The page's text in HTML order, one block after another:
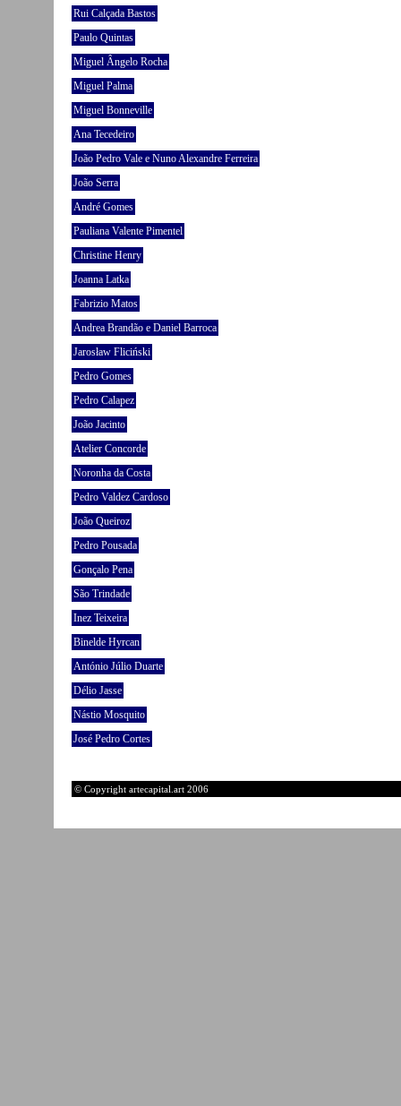
Rui Calçada Bastos
Paulo Quintas
Miguel Ângelo Rocha
Miguel Palma
Miguel Bonneville
Ana Tecedeiro
João Pedro Vale e Nuno Alexandre Ferreira
João Serra
André Gomes
Pauliana Valente Pimentel
Christine Henry
Joanna Latka
Fabrizio Matos
Andrea Brandão e Daniel Barroca
Jarosław Fliciński
Pedro Gomes
Pedro Calapez
João Jacinto
Atelier Concorde
Noronha da Costa
Pedro Valdez Cardoso
João Queiroz
Pedro Pousada
Gonçalo Pena
São Trindade
Inez Teixeira
Binelde Hyrcan
António Júlio Duarte
Délio Jasse
Nástio Mosquito
José Pedro Cortes
© Copyright artecapital.art 2006